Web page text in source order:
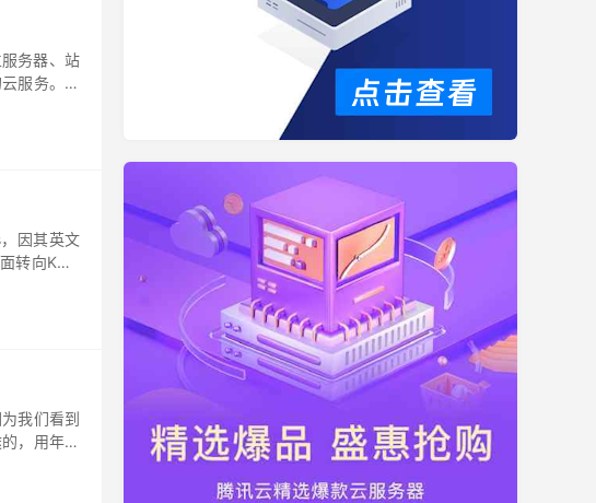
务器、站
服务。这
因其英文
转向KVM
我们看到
，用年付